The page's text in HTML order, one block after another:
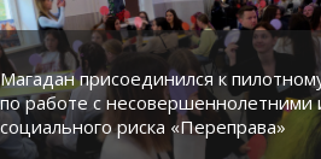
Магадан присоединился к
по работе с несовершеннолетними
социального риска «Переправа»